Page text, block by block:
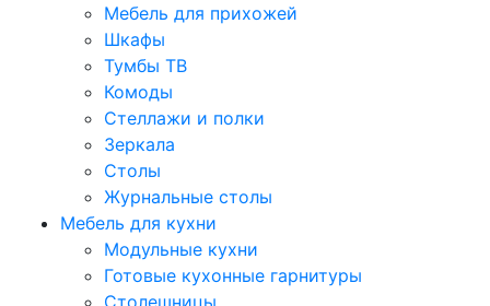
Мебель для прихожей
Шкафы
Тумбы ТВ
Комоды
Стеллажи и полки
Зеркала
Столы
Журнальные столы
Мебель для кухни
Модульные кухни
Готовые кухонные гарнитуры